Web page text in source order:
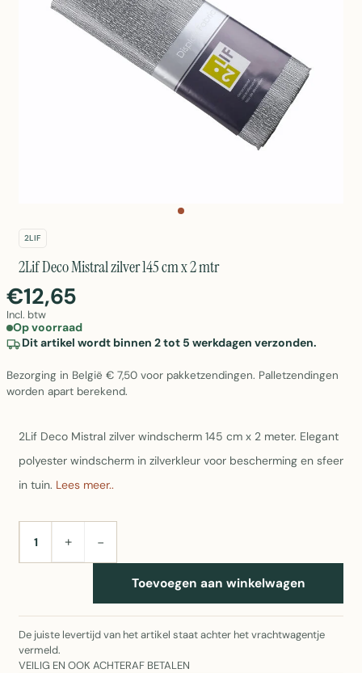
2LIF
2Lif Deco Mistral zilver 145 cm x 2 mtr
€12,65
Incl. btw
Op voorraad
Dit artikel wordt binnen 2 tot 5 werkdagen verzonden.
Bezorging in België € 7,50 voor pakketzendingen. Palletzendingen
worden apart berekend.
2Lif Deco Mistral zilver windscherm 145 cm x 2 meter. Elegant
polyester windscherm in zilverkleur voor bescherming en sfeer
in tuin. Lees meer..
AANTAL+ −
Toevoegen aan winkelwagen
De juiste levertijd van het artikel staat achter het vrachtwagentje
vermeld.
VEILIG EN OOK ACHTERAF BETALEN